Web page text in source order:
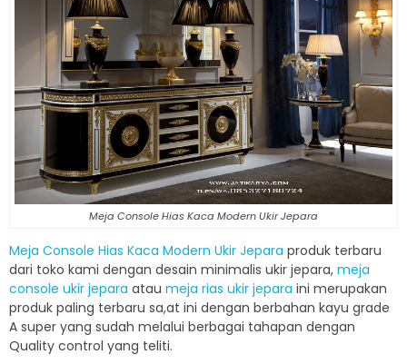
Meja Console Hias Kaca Modern Ukir Jepara
Meja Console Hias Kaca Modern Ukir Jepara produk terbaru
dari toko kami dengan desain minimalis ukir jepara, meja
console ukir jepara atau meja rias ukir jepara ini merupakan
produk paling terbaru sa,at ini dengan berbahan kayu grade
A super yang sudah melalui berbagai tahapan dengan
Quality control yang teliti.